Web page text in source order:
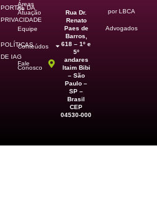
PORTAL DA
PRIVACIDADE
POLÍTICAS
DE IAG
Áreas
de
Atuação
Equipe
Conteúdos
Fale
Conosco
Rua Dr.
Renato
Paes de
Barros,
618 – 1º e
5º
andares
Itaim Bibi
– São
Paulo –
SP –
Brasil
CEP
04530-000
por LBCA
Advogados